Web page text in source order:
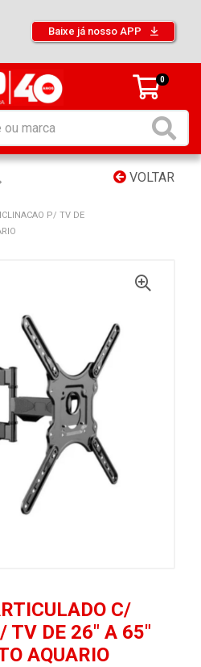
Baixe já nosso APP
0
VOLTAR
P/ TV DE
C/
TV DE 26" A 65"
AQUARIO